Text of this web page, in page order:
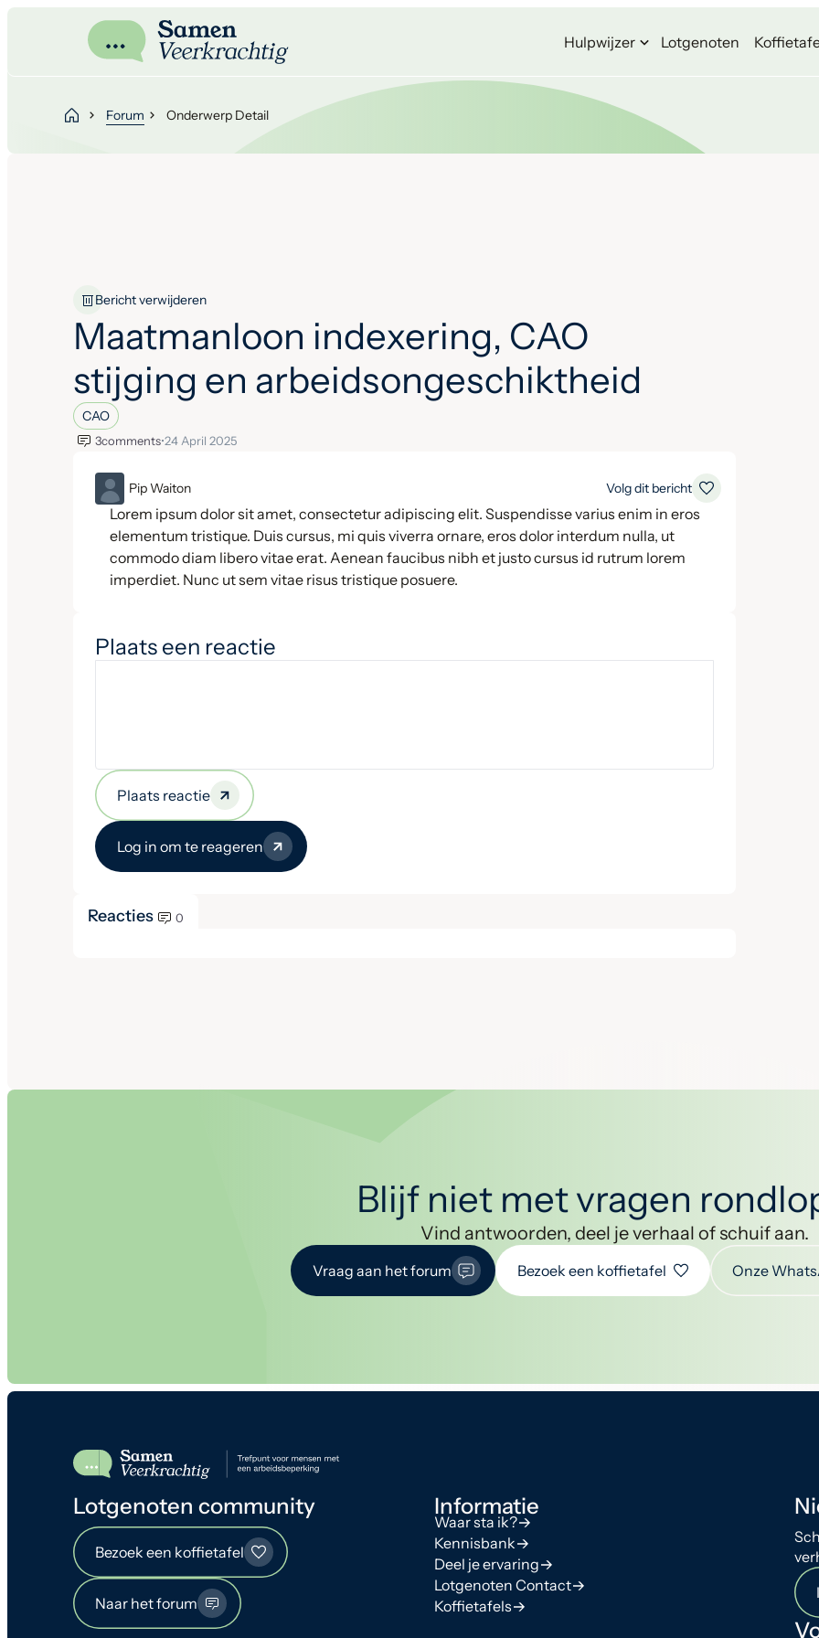
Hulpwijzer Lotgenoten
Forum Onderwerp Detail
Bericht verwijderen
Maatmanloon indexering, CAO
stijging en arbeidsongeschiktheid
CAO
3comments•24 April 2025
ML Pip Waiton Volg dit bericht
Lorem ipsum dolor sit amet, consectetur adipiscing elit. Suspendisse varius enim in eros
elementum tristique. Duis cursus, mi quis viverra ornare, eros dolor interdum nulla, ut
commodo diam libero vitae erat. Aenean faucibus nibh et justo cursus id rutrum lorem
imperdiet. Nunc ut sem vitae risus tristique posuere.
Plaats een reactie
Plaats reactie
Log in om te reageren
Reacties 0
Blijf niet met vragen
Vind antwoorden, deel je verhaal of schuif aan.
Vraag aan het forum Bezoek een koffietafel Onze
Lotgenoten community
Bezoek een koffietafel
Naar het forum
Informatie
Waar sta ik?
Kennisbank
Deel je ervaring
Lotgenoten Contact
Koffietafels